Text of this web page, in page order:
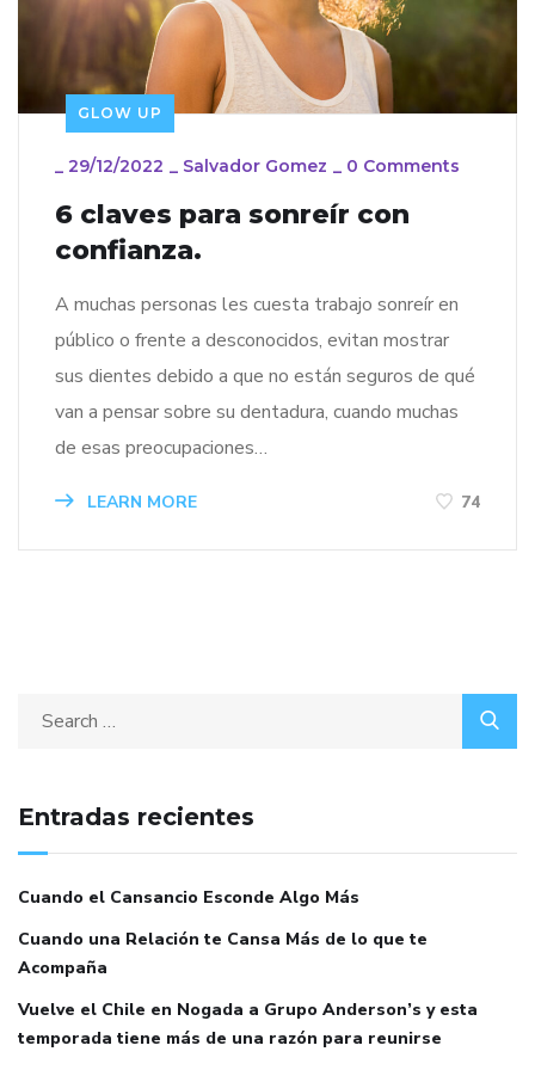
GLOW UP
29/12/2022 Salvador Gomez 0 Comments
6 claves para sonreír con
confianza.
A muchas personas les cuesta trabajo sonreír en
público o frente a desconocidos, evitan mostrar
sus dientes debido a que no están seguros de qué
van a pensar sobre su dentadura, cuando muchas
de esas preocupaciones…
LEARN MORE 74
Entradas recientes
Cuando el Cansancio Esconde Algo Más
Cuando una Relación te Cansa Más de lo que te
Acompaña
Vuelve el Chile en Nogada a Grupo Anderson’s y esta
temporada tiene más de una razón para reunirse